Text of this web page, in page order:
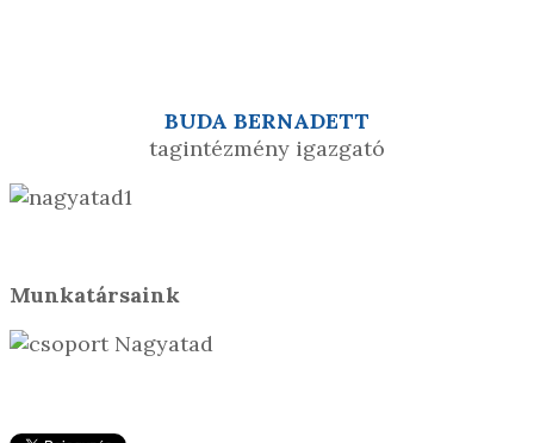
BUDA BERNADETT
tagintézmény igazgató
Munkatársaink